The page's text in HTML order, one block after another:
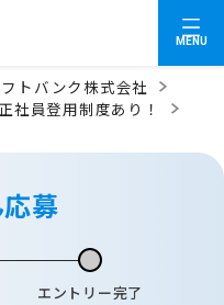
MENU
フトバンク株式会社
社員登用制度あり！
募
エントリー完了